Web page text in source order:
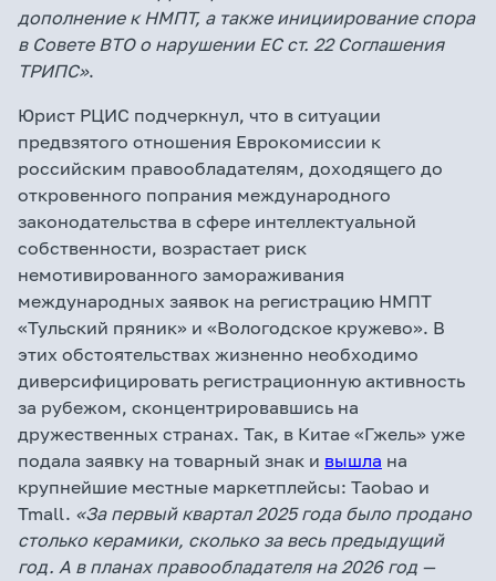
дополнение к НМПТ, а также инициирование спора
в Совете ВТО о нарушении ЕС ст. 22 Соглашения
ТРИПС».
Юрист РЦИС подчеркнул, что в ситуации
предвзятого отношения Еврокомиссии к
российским правообладателям, доходящего до
откровенного попрания международного
законодательства в сфере интеллектуальной
собственности, возрастает риск
немотивированного замораживания
международных заявок на регистрацию НМПТ
«Тульский пряник» и «Вологодское кружево». В
этих обстоятельствах жизненно необходимо
диверсифицировать регистрационную активность
за рубежом, сконцентрировавшись на
дружественных странах. Так, в Китае «Гжель» уже
подала заявку на товарный знак и вышла на
крупнейшие местные маркетплейсы: Taobao и
Tmall. «За первый квартал 2025 года было продано
столько керамики, сколько за весь предыдущий
год. А в планах правообладателя на 2026 год —